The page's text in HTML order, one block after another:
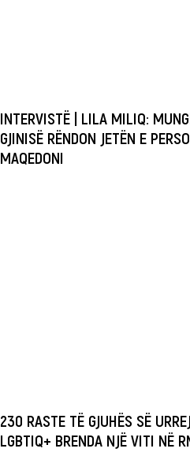
INTERVISTË | LILA MILIQ:
GJINISË RËNDON JETËN E
MAQEDONI
230 RASTE TË GJUHËS SË
LGBTIQ+ BRENDA NJË VITI NË